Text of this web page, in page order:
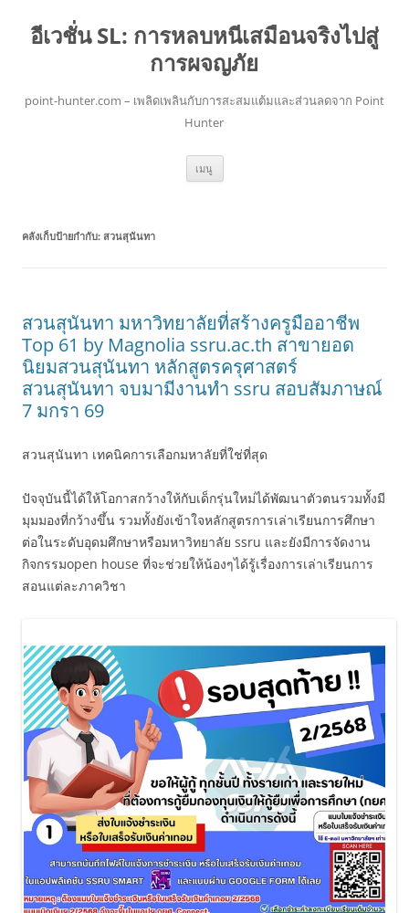
อีเวชั่น SL: การหลบหนีเสมือนจริงไปสู่
การผจญภัย
point-hunter.com – เพลิดเพลินกับการสะสมแต้มและส่วนลดจาก Point
Hunter
เมนู ข้าม
ยัง
คลังเก็บป้ายกำกับ: สวนสุนันทา
สวนสุนันทา มหาวิทยาลัยที่สร้างครูมืออาชีพ
Top 61 by Magnolia ssru.ac.th สาขายอด
นิยมสวนสุนันทา หลักสูตรครุศาสตร์
สวนสุนันทา จบมามีงานทำ ssru สอบสัมภาษณ์
7 มกรา 69
สวนสุนันทา เทคนิคการเลือกมหาลัยที่ใช่ที่สุด
ปัจจุบันนี้ได้ให้โอกาสกว้างให้กับเด็กรุ่นใหม่ได้พัฒนาตัวตนรวมทั้งมี
มุมมองที่กว้างขึ้น รวมทั้งยังเข้าใจหลักสูตรการเล่าเรียนการศึกษา
ต่อในระดับอุดมศึกษาหรือมหาวิทยาลัย ssru และยังมีการจัดงาน
กิจกรรมopen house ที่จะช่วยให้น้องๆได้รู้เรื่องการเล่าเรียนการ
สอนแต่ละภาควิชา